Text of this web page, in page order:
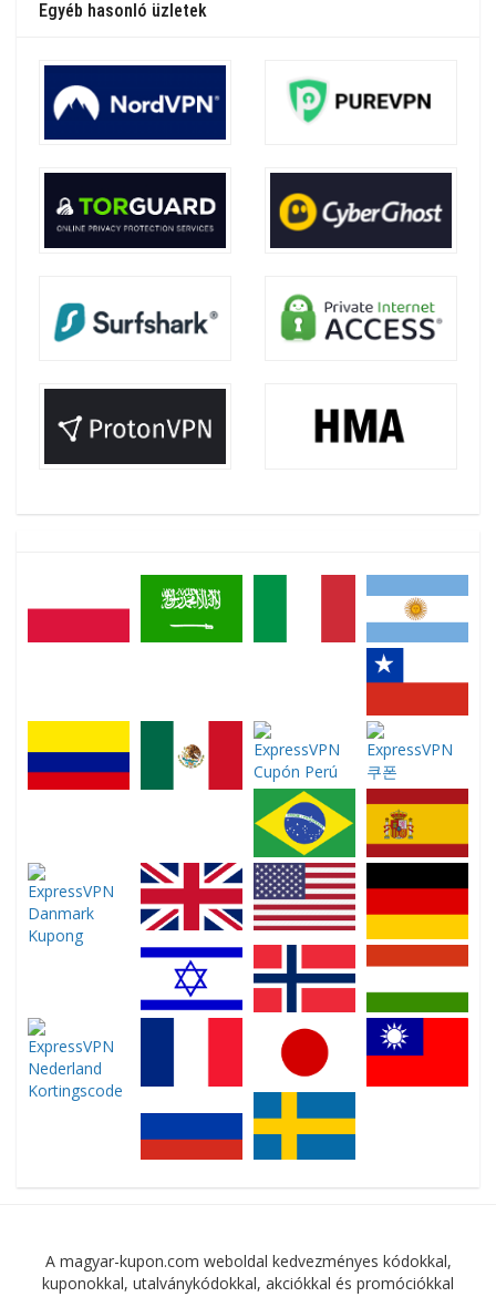
Egyéb hasonló üzletek
A magyar-kupon.com weboldal kedvezményes kódokkal,
kuponokkal, utalványkódokkal, akciókkal és promóciókkal